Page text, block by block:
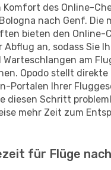
Komfort des Online-
nach Genf. Die
bieten den Online-
an, sodass Sie
Warteschlangen am
Opodo stellt direkte
Portalen Ihrer
diesen Schritt
mehr Zeit zum
für Flüge